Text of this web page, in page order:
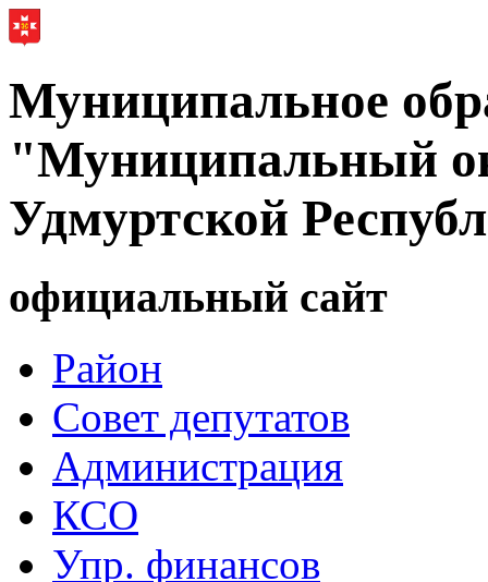
Муниципальное
"Муниципальный
Удмуртской
официальный сайт
Район
Совет депутатов
Администрация
КСО
Упр. финансов